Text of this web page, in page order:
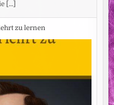
[...]
zu lernen